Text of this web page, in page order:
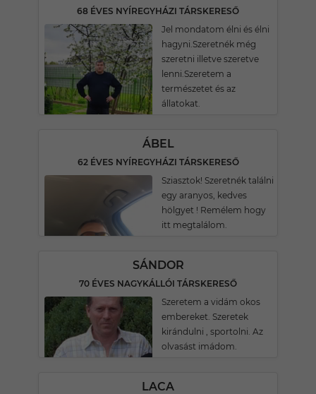
68 ÉVES NYÍREGYHÁZI TÁRSKERESŐ
Jel mondatom élni és élni
hagyni.Szeretnék még
szeretni illetve szeretve
lenni.Szeretem a
természetet és az
állatokat.
ÁBEL
62 ÉVES NYÍREGYHÁZI TÁRSKERESŐ
Sziasztok! Szeretnék találni
egy aranyos, kedves
hölgyet ! Remélem hogy
itt megtalálom.
SÁNDOR
70 ÉVES NAGYKÁLLÓI TÁRSKERESŐ
Szeretem a vidám okos
embereket. Szeretek
kirándulni , sportolni. Az
olvasást imádom.
LACA